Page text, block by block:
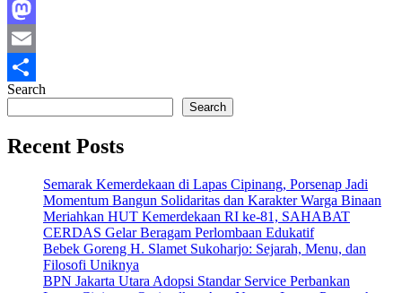
Facebook
Mastodon
Email
Share
Search
Search
Recent Posts
Semarak Kemerdekaan di Lapas Cipinang, Porsenap Jadi
Momentum Bangun Solidaritas dan Karakter Warga Binaan
Meriahkan HUT Kemerdekaan RI ke-81, SAHABAT
CERDAS Gelar Beragam Perlombaan Edukatif
Bebek Goreng H. Slamet Sukoharjo: Sejarah, Menu, dan
Filosofi Uniknya
BPN Jakarta Utara Adopsi Standar Service Perbankan